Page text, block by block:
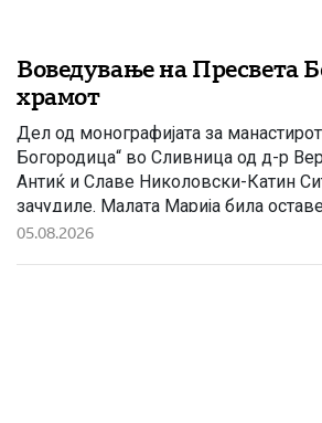
Воведување на Пресвета
храмот
Дел од монографијата за
Богородица“ во Сливница од д-р
Антиќ и Славе Николовски-Катин
зачудиле. Малата Марија била
девици да живее во храмот. Таа се
05.08.2026